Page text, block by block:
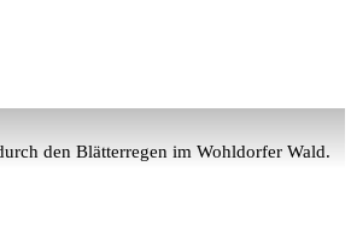
den Blätterregen im Wohldorfer Wald.